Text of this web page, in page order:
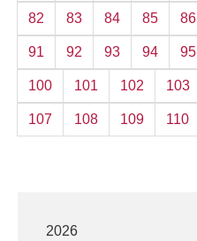
82 83 84 85 86
91 92 93 94 95
100 101 102 103
107 108 109 110
2026